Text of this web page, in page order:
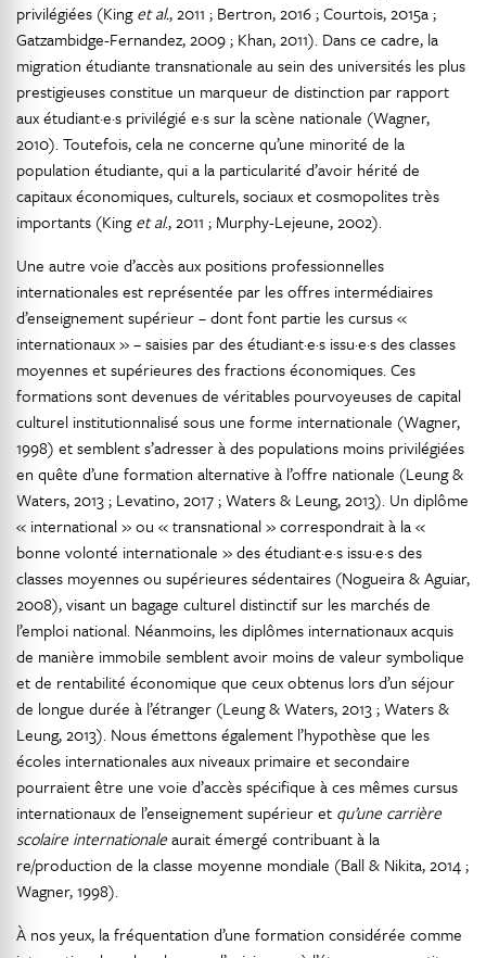
privilégiées (Kinget al., 2011 ; Bertron, 2016 ; Courtois, 2015a ;
Gatzambidge-Fernandez, 2009 ; Khan, 2011). Dans ce cadre, la
migration étudiante transnationale au sein des universités les plus
prestigieuses constitue un marqueur de distinction par rapport
aux étudiant·e·s privilégié e·s sur la scène nationale (Wagner,
2010). Toutefois, cela ne concerne qu’une minorité de la
population étudiante, qui a la particularité d’avoir hérité de
capitaux économiques, culturels, sociaux et cosmopolites très
importants (Kinget al., 2011 ; Murphy-Lejeune, 2002).
Une autre voie d’accès aux positions professionnelles
internationales est représentée par les offres intermédiaires
d’enseignement supérieur – dont font partie les cursus «
internationaux » – saisies par des étudiant·e·s issu·e·s des classes
moyennes et supérieures des fractions économiques. Ces
formations sont devenues de véritables pourvoyeuses de capital
culturel institutionnalisé sous une forme internationale (Wagner,
1998) et semblent s’adresser à des populations moins privilégiées
en quête d’une formation alternative à l’offre nationale (Leung &
Waters, 2013 ; Levatino, 2017 ; Waters & Leung, 2013). Un diplôme
« international » ou « transnational » correspondrait à la «
bonne volonté internationale » des étudiant·e·s issu·e·s des
classes moyennes ou supérieures sédentaires (Nogueira & Aguiar,
2008), visant un bagage culturel distinctif sur les marchés de
l’emploi national. Néanmoins, les diplômes internationaux acquis
de manière immobile semblent avoir moins de valeur symbolique
et de rentabilité économique que ceux obtenus lors d’un séjour
de longue durée à l’étranger (Leung & Waters, 2013 ; Waters &
Leung, 2013). Nous émettons également l’hypothèse que les
écoles internationales aux niveaux primaire et secondaire
pourraient être une voie d’accès spécifique à ces mêmes cursus
internationaux de l’enseignement supérieur et qu’une carrière
scolaire internationaleaurait émergé contribuant à la
re/production de la classe moyenne mondiale (Ball & Nikita, 2014 ;
Wagner, 1998).
À nos yeux, la fréquentation d’une formation considérée comme